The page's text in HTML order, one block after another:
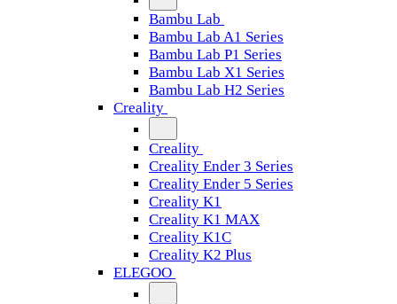
Bambu Lab
Bambu Lab A1 Series
Bambu Lab P1 Series
Bambu Lab X1 Series
Bambu Lab H2 Series
Creality
Creality
Creality Ender 3 Series
Creality Ender 5 Series
Creality K1
Creality K1 MAX
Creality K1C
Creality K2 Plus
ELEGOO